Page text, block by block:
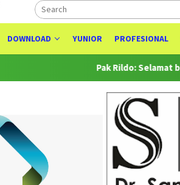
DOWNLOAD YUNIOR PROFESIONAL
Pak Rildo: Selamat buat Aldila